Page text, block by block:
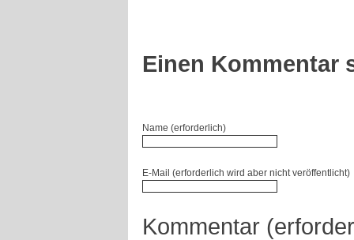
Einen Kommentar
Name (erforderlich)
E-Mail (erforderlich wird aber nicht veröffentlicht)
Kommentar